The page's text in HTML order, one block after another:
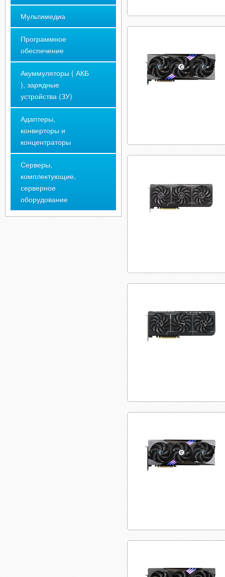
Мультимедиа
Программное
обеспечение
Акуммуляторы ( АКБ
), зарядные
устройства (ЗУ)
Адаптеры,
конверторы и
концентраторы
Серверы,
комплектующие,
серверное
оборудование